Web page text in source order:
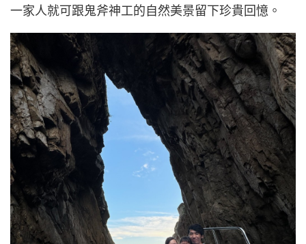
一家人就可跟鬼斧神工的自然美景留下珍貴回憶。